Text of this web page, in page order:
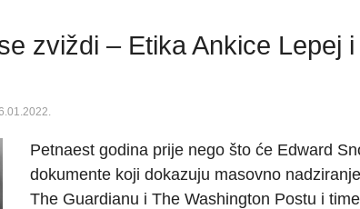
zviždi – Etika Ankice Lepej
Petnaest godina prije nego što će Edward
dokumente koji dokazuju masovno
The Guardianu i The Washington Postu i